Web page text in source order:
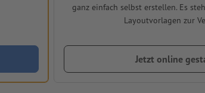
ganz einfach selbst erstellen. Es
Layoutvorlagen zur
Jetzt online